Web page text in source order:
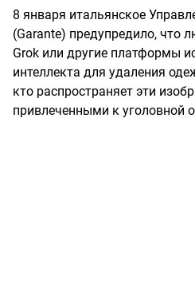
8 января итальянское
(Garante) предупредило, что
Grok или другие платформы
интеллекта для удаления
кто распространяет эти
привлеченными к уголовной